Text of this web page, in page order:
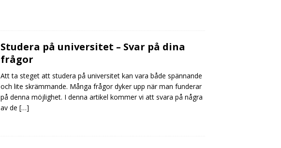
Studera på universitet – Svar på dina
frågor
Att ta steget att studera på universitet kan vara både spännande
och lite skrämmande. Många frågor dyker upp när man funderar
på denna möjlighet. I denna artikel kommer vi att svara på några
av de […]